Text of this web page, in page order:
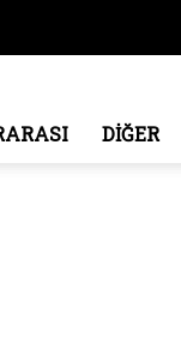
DİĞER